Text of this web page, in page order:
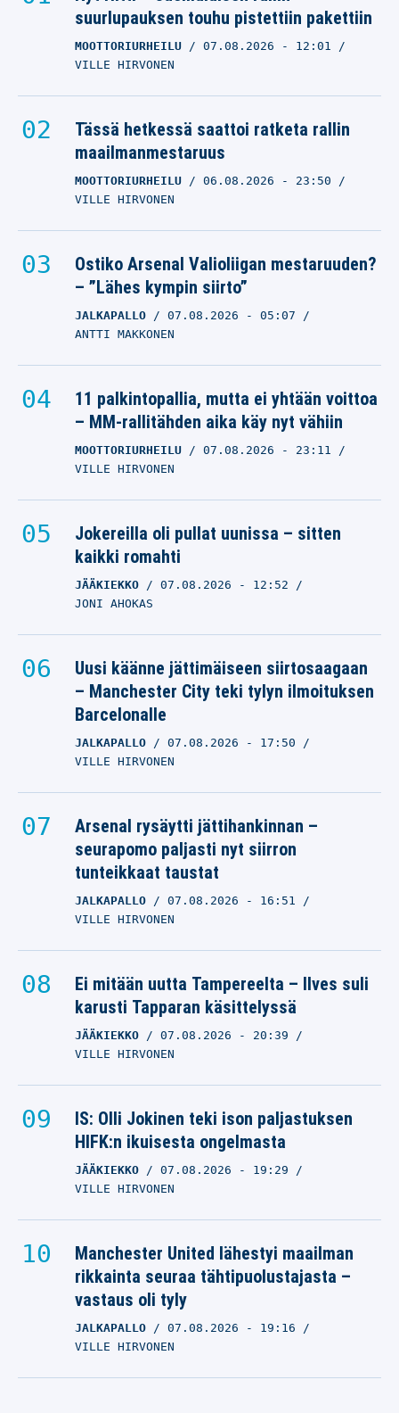
suurlupauksen touhu pistettiin pakettiin
MOOTTORIURHEILU 07.08.2026 - 12:01
VILLE HIRVONEN
Tässä hetkessä saattoi ratketa rallin
maailmanmestaruus
MOOTTORIURHEILU 06.08.2026 - 23:50
VILLE HIRVONEN
Ostiko Arsenal Valioliigan mestaruuden?
– ”Lähes kympin siirto”
JALKAPALLO 07.08.2026 - 05:07
ANTTI MAKKONEN
11 palkintopallia, mutta ei yhtään voittoa
– MM-rallitähden aika käy nyt vähiin
MOOTTORIURHEILU 07.08.2026 - 23:11
VILLE HIRVONEN
Jokereilla oli pullat uunissa – sitten
kaikki romahti
JÄÄKIEKKO 07.08.2026 - 12:52
JONI AHOKAS
Uusi käänne jättimäiseen siirtosaagaan
– Manchester City teki tylyn ilmoituksen
Barcelonalle
JALKAPALLO 07.08.2026 - 17:50
VILLE HIRVONEN
Arsenal rysäytti jättihankinnan –
seurapomo paljasti nyt siirron
tunteikkaat taustat
JALKAPALLO 07.08.2026 - 16:51
VILLE HIRVONEN
Ei mitään uutta Tampereelta – Ilves suli
karusti Tapparan käsittelyssä
JÄÄKIEKKO 07.08.2026 - 20:39
VILLE HIRVONEN
IS: Olli Jokinen teki ison paljastuksen
HIFK:n ikuisesta ongelmasta
JÄÄKIEKKO 07.08.2026 - 19:29
VILLE HIRVONEN
Manchester United lähestyi maailman
rikkainta seuraa tähtipuolustajasta –
vastaus oli tyly
JALKAPALLO 07.08.2026 - 19:16
VILLE HIRVONEN